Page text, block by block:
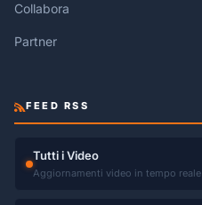
Collabora
Partner
FEED RSS
Tutti i Video
Aggiornamenti video in tempo reale